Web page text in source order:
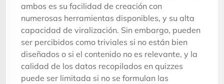
ambos es su facilidad de creación con
numerosas herramientas disponibles, y su alta
capacidad de viralización. Sin embargo, pueden
ser percibidos como triviales si no están bien
diseñados o si el contenido no es relevante, y la
calidad de los datos recopilados en quizzes
puede ser limitada si no se formulan las